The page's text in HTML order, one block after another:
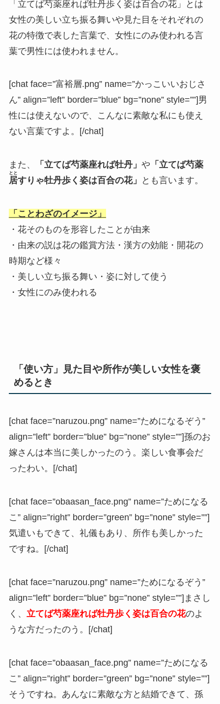
「立てば芍薬座れば牡丹歩く姿は百合の花」とは
女性の美しい立ち振る舞いや見た目をそれぞれの
花の特徴で表した言葉で、 女性にのみ使われる言
葉で男性には使われません。
[chat face=”富裕層.png” name=”かっこいいおじさ
ん” align=”left” border=”blue” bg=”none” style=””]男
性には使えないので、こんなに素敵な私にも使え
ない言葉ですよ。[/chat]
また、 「立てば芍薬座れば牡丹」 や 「立てば芍薬
居
とと
すりゃ牡丹歩く姿は百合の花」 とも言います。
「ことわざのイメージ」
・花そのものを形容したことが由来
・由来の説は花の鑑賞方法・漢方の効能・開花の
時期など様々
・美しい立ち振る舞い・姿に対して使う
・女性にのみ使われる
「使い方」見た目や所作が美しい女性を褒
めるとき
[chat face=”naruzou.png” name=”ためになるぞう”
align=”left” border=”blue” bg=”none” style=””]孫のお
嫁さんは本当に美しかったのう。楽しい食事会だ
ったわい。[/chat]
[chat face=”obaasan_face.png” name=”ためになる
こ” align=”right” border=”green” bg=”none” style=””]
気遣いもできて、礼儀もあり、所作も美しかった
ですね。[/chat]
[chat face=”naruzou.png” name=”ためになるぞう”
align=”left” border=”blue” bg=”none” style=””]まさし
く、 立てば芍薬座れば牡丹歩く姿は百合の花のよ
うな方だったのう。[/chat]
[chat face=”obaasan_face.png” name=”ためになる
こ” align=”right” border=”green” bg=”none” style=””]
そうですね。あんなに素敵な方と結婚できて、孫